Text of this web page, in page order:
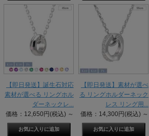
【即日発送】誕生石対応
素材が選べる リングホル
ダーネックレ...
価格：12,650円(税込) ～
【即日発送】素材が選べ
る リングホルダーネック
レス リング用...
価格：14,300円(税込) ～